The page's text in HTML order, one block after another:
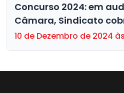
Concurso 2024: em
Câmara, Sindicato
ampliação do cadastro
10 de Dezembro de 2024